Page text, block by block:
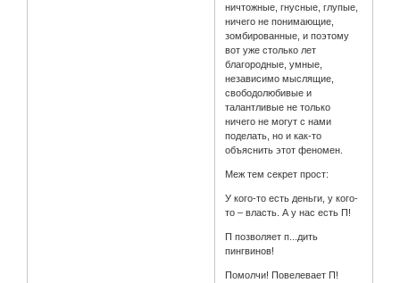
ничтожные, гнусные, глупые,
ничего не понимающие,
зомбированные, и поэтому
вот уже столько лет
благородные, умные,
независимо мыслящие,
свободолюбивые и
талантливые не только
ничего не могут с нами
поделать, но и как-то
объяснить этот феномен.
Меж тем секрет прост:
У кого-то есть деньги, у кого-
то – власть. А у нас есть П!
П позволяет п...дить
пингвинов!
Помолчи! Повелевает П!